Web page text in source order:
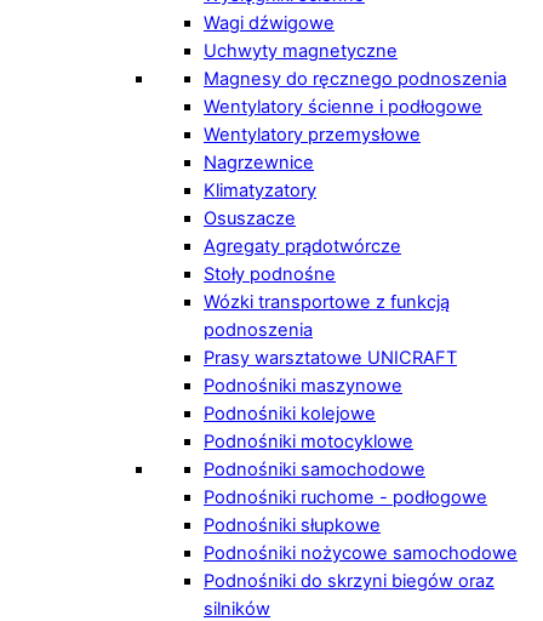
Wagi dźwigowe
Uchwyty magnetyczne
Magnesy do ręcznego podnoszenia
Wentylatory ścienne i podłogowe
Wentylatory przemysłowe
Nagrzewnice
Klimatyzatory
Osuszacze
Agregaty prądotwórcze
Stoły podnośne
Wózki transportowe z funkcją
podnoszenia
Prasy warsztatowe UNICRAFT
Podnośniki maszynowe
Podnośniki kolejowe
Podnośniki motocyklowe
Podnośniki samochodowe
Podnośniki ruchome - podłogowe
Podnośniki słupkowe
Podnośniki nożycowe samochodowe
Podnośniki do skrzyni biegów oraz
silników